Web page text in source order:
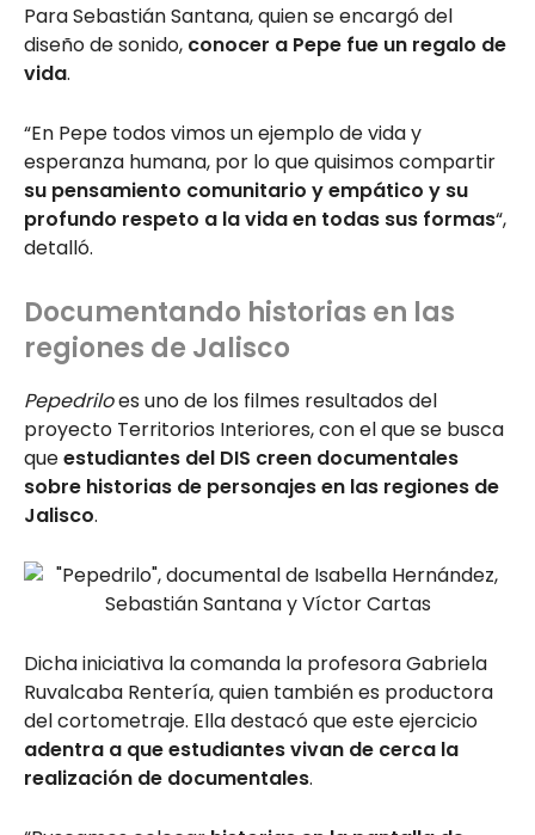
Para Sebastián Santana, quien se encargó del
diseño de sonido, conocer a Pepe fue un regalo de
vida.
“En Pepe todos vimos un ejemplo de vida y
esperanza humana, por lo que quisimos compartir
su pensamiento comunitario y empático y su
profundo respeto a la vida en todas sus formas“,
detalló.
Documentando historias en las
regiones de Jalisco
Pepedriloes uno de los filmes resultados del
proyecto Territorios Interiores, con el que se busca
queestudiantes del DIS creen documentales
sobre historias de personajes en las regiones de
Jalisco.
Dicha iniciativa la comanda la profesora Gabriela
Ruvalcaba Rentería, quien también es productora
del cortometraje. Ella destacó que este ejercicio
adentra a que estudiantes vivan de cerca la
realización de documentales.